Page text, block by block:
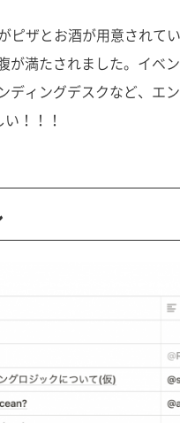
ピザとお酒が用意されて
が満たされました。イベ
ディングデスクなど、エ
！！！